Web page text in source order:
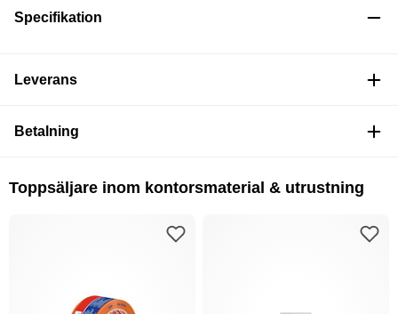
Specifikation
Leverans
Betalning
Toppsäljare inom kontorsmaterial & utrustning